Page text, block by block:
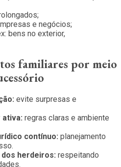
e negócios;
bens no exterior,
familiares por meio
evite surpresas e
ativa: regras claras e ambiente
contínuo: planejamento
herdeiros: respeitando